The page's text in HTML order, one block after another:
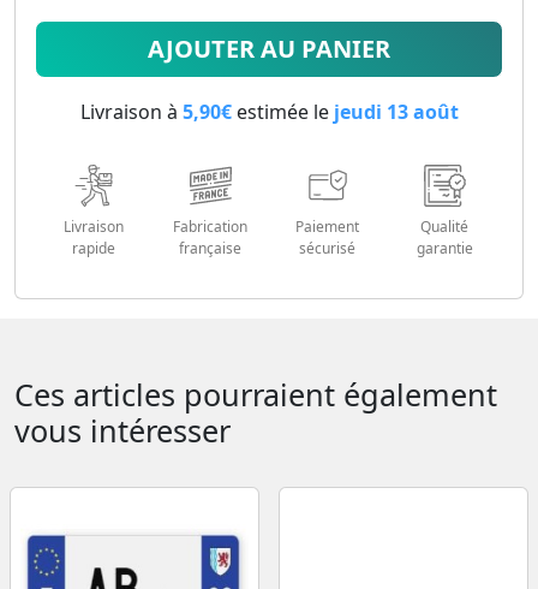
AJOUTER AU PANIER
Livraison à 5,90€estimée le jeudi 13 août
Livraison
rapide
Fabrication
française
Paiement
sécurisé
Qualité
garantie
Ces articles pourraient également
vous intéresser